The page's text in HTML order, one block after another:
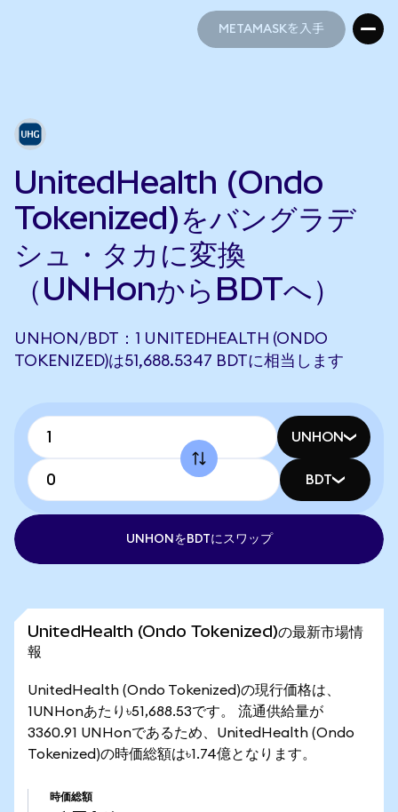
METAMASKを入手
UnitedHealth (Ondo
Tokenized)をバングラデ
シュ・タカに変換
（UNHonからBDTへ）
UNHON/BDT：1 UNITEDHEALTH (ONDO
TOKENIZED)は51,688.5347 BDTに相当します
UNHON
BDT
UNHONをBDTにスワップ
UnitedHealth (Ondo Tokenized)の最新市場情
報
UnitedHealth (Ondo Tokenized)の現行価格は、
1UNHonあたり৳51,688.53です。 流通供給量が
3360.91 UNHonであるため、UnitedHealth (Ondo
Tokenized)の時価総額は৳1.74億となります。
時価総額